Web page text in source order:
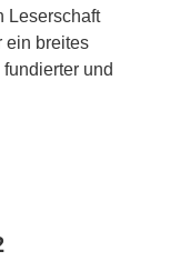
Leserschaft
ein breites
und